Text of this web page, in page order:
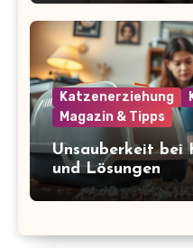
Katzenerziehung
Magazin & Tipps
Unsauberkeit bei
und Lösungen